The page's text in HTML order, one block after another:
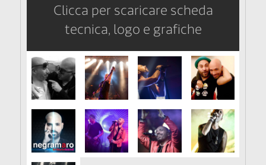
Clicca per scaricare scheda
tecnica, logo e grafiche